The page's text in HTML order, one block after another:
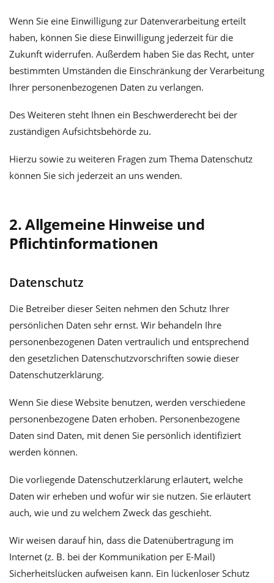
Wenn Sie eine Einwilligung zur Datenverarbeitung erteilt
haben, können Sie diese Einwilligung jederzeit für die
Zukunft widerrufen. Außerdem haben Sie das Recht, unter
bestimmten Umständen die Einschränkung der Verarbeitung
Ihrer personenbezogenen Daten zu verlangen.
Des Weiteren steht Ihnen ein Beschwerderecht bei der
zuständigen Aufsichtsbehörde zu.
Hierzu sowie zu weiteren Fragen zum Thema Datenschutz
können Sie sich jederzeit an uns wenden.
2. Allgemeine Hinweise und
Pflichtinformationen
Datenschutz
Die Betreiber dieser Seiten nehmen den Schutz Ihrer
persönlichen Daten sehr ernst. Wir behandeln Ihre
personenbezogenen Daten vertraulich und entsprechend
den gesetzlichen Datenschutzvorschriften sowie dieser
Datenschutzerklärung.
Wenn Sie diese Website benutzen, werden verschiedene
personenbezogene Daten erhoben. Personenbezogene
Daten sind Daten, mit denen Sie persönlich identifiziert
werden können.
Die vorliegende Datenschutzerklärung erläutert, welche
Daten wir erheben und wofür wir sie nutzen. Sie erläutert
auch, wie und zu welchem Zweck das geschieht.
Wir weisen darauf hin, dass die Datenübertragung im
Internet (z. B. bei der Kommunikation per E-Mail)
Sicherheitslücken aufweisen kann. Ein lückenloser Schutz